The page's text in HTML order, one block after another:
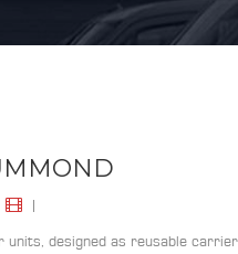
units, designed as reusable